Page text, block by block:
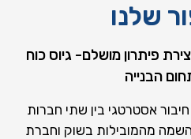
שלנו
פיתרון מושלם- גיוס כוח
הבנייה
אסטרטגי בין שתי חברות
מהמובילות בשוק וחברת